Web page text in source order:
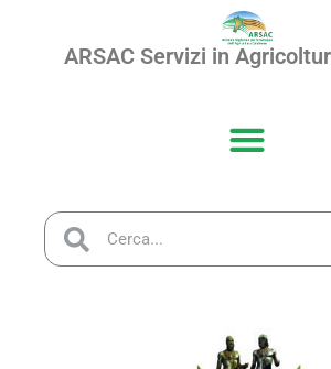
ARSAC Servizi in